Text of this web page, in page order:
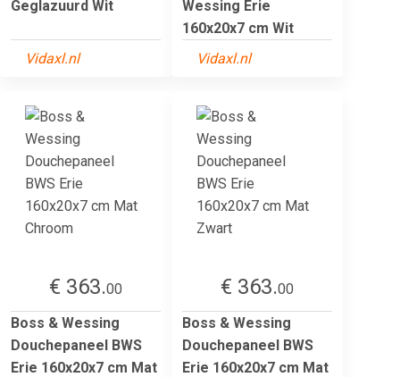
Geglazuurd Wit
Vidaxl.nl
Wessing Erie
160x20x7 cm Wit
Vidaxl.nl
€ 363.00
Boss & Wessing
Douchepaneel BWS
Erie 160x20x7 cm Mat
€ 363.00
Boss & Wessing
Douchepaneel BWS
Erie 160x20x7 cm Mat